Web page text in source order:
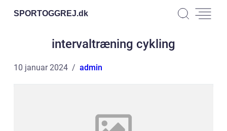
SPORTOGGREJ.dk
intervaltræning cykling
10 januar 2024 admin